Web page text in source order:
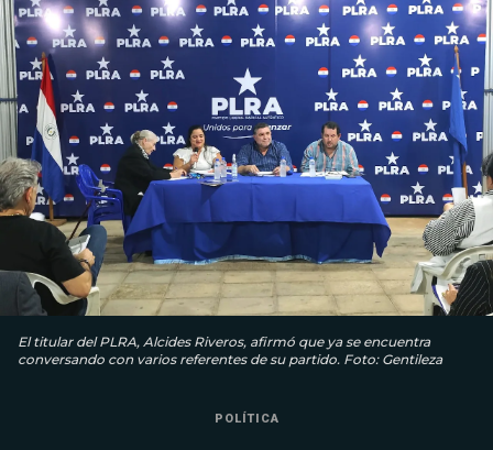
El titular del PLRA, Alcides Riveros, afirmó que ya se encuentra
conversando con varios referentes de su partido. Foto: Gentileza
POLÍTICA